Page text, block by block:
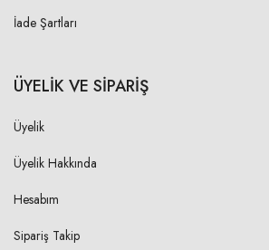
İade Şartları
ÜYELİK VE SİPARİŞ
Üyelik
Üyelik Hakkında
Hesabım
Sipariş Takip